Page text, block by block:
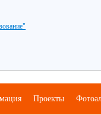
Проекты